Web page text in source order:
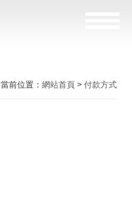
當前位置： 網站首頁> 付款方式